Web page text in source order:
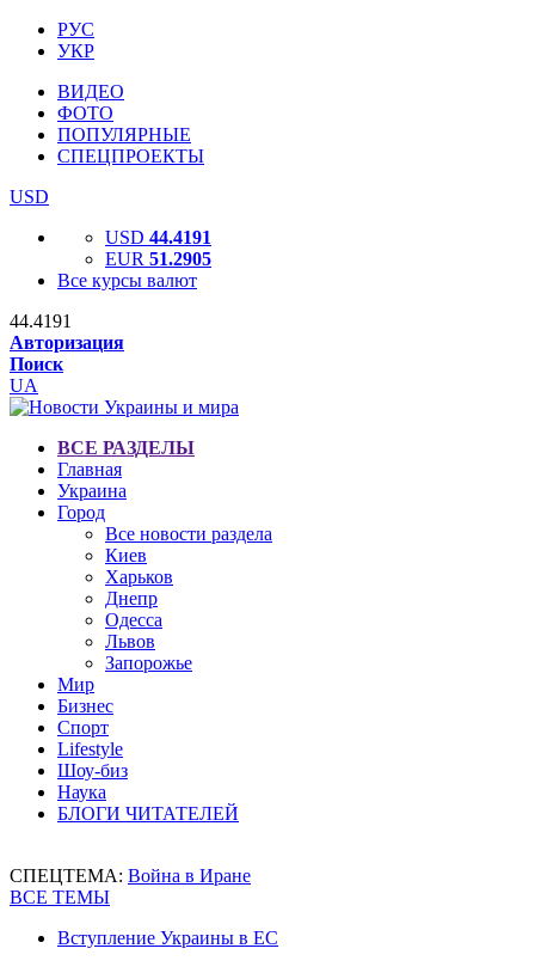
РУС
УКР
ВИДЕО
ФОТО
ПОПУЛЯРНЫЕ
СПЕЦПРОЕКТЫ
USD
USD 44.4191
EUR 51.2905
Все курсы валют
44.4191
Авторизация
Поиск
UA
ВСЕ РАЗДЕЛЫ
Главная
Украина
Город
Все новости раздела
Киев
Харьков
Днепр
Одесса
Львов
Запорожье
Мир
Бизнес
Спорт
Lifestyle
Шоу-биз
Наука
БЛОГИ ЧИТАТЕЛЕЙ
СПЕЦТЕМА: Война в Иране
ВСЕ ТЕМЫ
Вступление Украины в ЕС